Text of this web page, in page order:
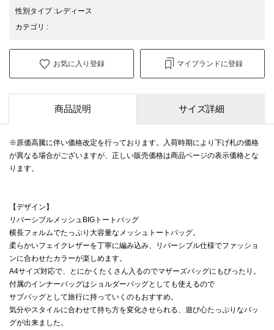
性別タイプ:レディース
カテゴリ :
お気に入り登録 マイブランドに登録
商品説明 サイズ詳細
※原価高騰に伴い価格改定を行っております。入荷時期により下げ札の価格
が異なる場合がございますが、正しい販売価格は商品ページの表示価格とな
ります。
【デザイン】
リバーシブルメッシュBIGトートバッグ
横長フォルムでたっぷり大容量なメッシュトートバッグ。
柔らかいフェイクレザーを丁寧に編み込み、リバーシブル仕様でファッショ
ンに合わせたカラーが楽しめます。
A4サイズ対応で、とにかくたくさん入るのでマザーズバッグにもぴったり。
付属のインナーバッグはショルダーバッグとしても使えるので
サブバッグとして旅行に持っていくのもおすすめ。
気分やスタイルに合わせて持ち方を変化させられる、遊び心たっぷりなバッ
グが出来ました。